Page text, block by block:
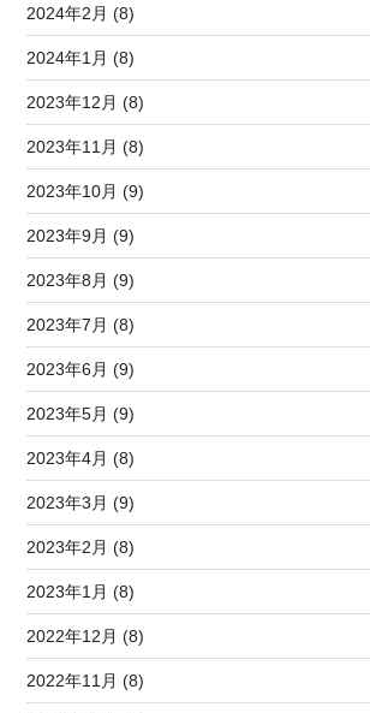
2024年2月 (8)
2024年1月 (8)
2023年12月 (8)
2023年11月 (8)
2023年10月 (9)
2023年9月 (9)
2023年8月 (9)
2023年7月 (8)
2023年6月 (9)
2023年5月 (9)
2023年4月 (8)
2023年3月 (9)
2023年2月 (8)
2023年1月 (8)
2022年12月 (8)
2022年11月 (8)